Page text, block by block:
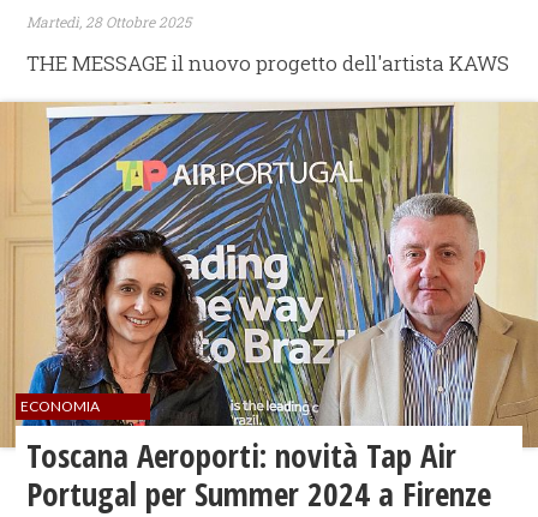
Martedì, 28 Ottobre 2025
THE MESSAGE il nuovo progetto dell'artista KAWS
ECONOMIA
Toscana Aeroporti: novità Tap Air
Portugal per Summer 2024 a Firenze